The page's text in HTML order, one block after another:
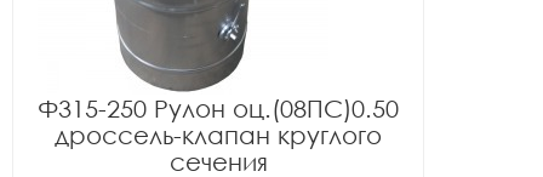
Ф315-250 Рулон оц.(08ПС)0.50
дроссель-клапан круглого
сечения